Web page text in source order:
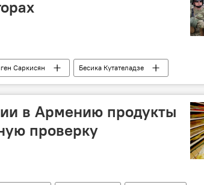
Саркисян
Бесика Кутателадзе
военные
министр обороны
в Армению продукты
проверку